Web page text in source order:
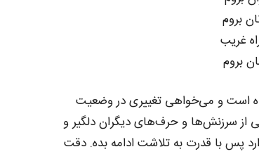
بروم
غریب
بروم
است و می‌خواهی تغییری در وضعیت
سرزنش‌ها و حرف‌های دیگران دلگیر و
پس با قدرت به تلاشت ادامه بده. دقت